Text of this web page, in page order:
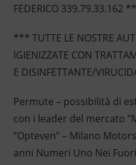
FEDERICO 339.79.33.162
*** TUTTE LE NOSTRE
IGIENIZZATE CON
E DISINFETTANTE/
Permute – possibilità di
con i leader del mercato
”Opteven” – Milano
anni Numeri Uno Nei